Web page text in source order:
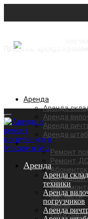
Продажа, аренда и
Аренда
Аренда
Аренда
Аренда
Аренда
Ремонт
Ремонт
Ремонт
Выездной
Запчасти
Шины
Аренда
Аренда
техники
Аренда
погрузчиков
Аренда